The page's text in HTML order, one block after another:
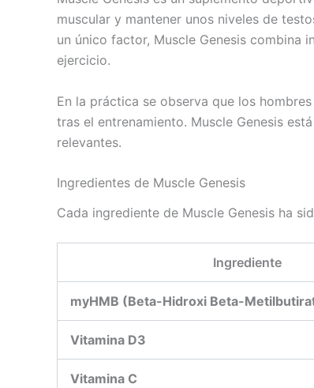
muscular y mantener unos niveles de
un único factor, Muscle Genesis combina
ejercicio.
En la práctica se observa que los
tras el entrenamiento. Muscle Genesis
relevantes.
Ingredientes de Muscle Genesis
Cada ingrediente de Muscle Genesis ha
Ingrediente
myHMB (Beta-Hidroxi Beta-
Vitamina D3
Vitamina C